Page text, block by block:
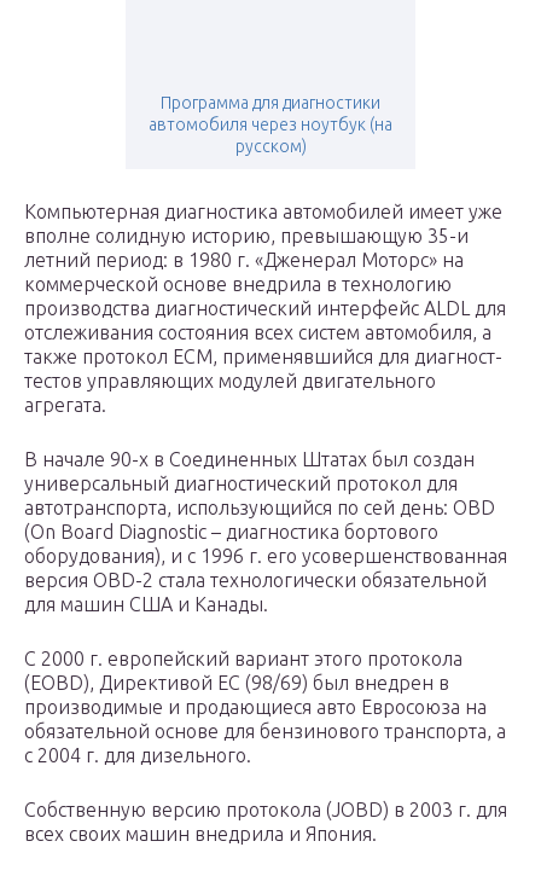
Программа для диагностики
автомобиля через ноутбук (на
русском)
Компьютерная диагностика автомобилей имеет уже
вполне солидную историю, превышающую 35-и
летний период: в 1980 г. «Дженерал Моторс» на
коммерческой основе внедрила в технологию
производства диагностический интерфейс ALDL для
отслеживания состояния всех систем автомобиля, а
также протокол ECM, применявшийся для диагност-
тестов управляющих модулей двигательного
агрегата.
В начале 90-х в Соединенных Штатах был создан
универсальный диагностический протокол для
автотранспорта, использующийся по сей день: OBD
(On Board Diagnostic – диагностика бортового
оборудования), и с 1996 г. его усовершенствованная
версия OBD-2 стала технологически обязательной
для машин США и Канады.
С 2000 г. европейский вариант этого протокола
(EOBD), Директивой ЕС (98/69) был внедрен в
производимые и продающиеся авто Евросоюза на
обязательной основе для бензинового транспорта, а
с 2004 г. для дизельного.
Собственную версию протокола (JOBD) в 2003 г. для
всех своих машин внедрила и Япония.